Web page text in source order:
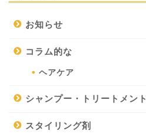
お知らせ
コラム的な
ヘアケア
シャンプー・トリートメント
スタイリング剤